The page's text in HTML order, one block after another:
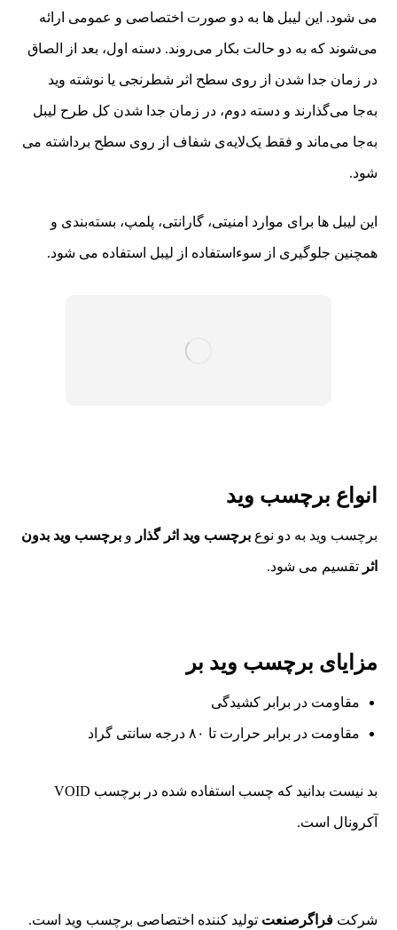
می شود. این لیبل ها به دو صورت اختصاصی و عمومی ارائه
می‌شوند که به دو حالت بکار می‌روند. دسته اول، بعد از الصاق
در زمان جدا شدن از روی سطح اثر شطرنجی یا نوشته وید
به‌جا می‌گذارند و دسته دوم، در زمان جدا شدن کل طرح لیبل
به‌جا می‌ماند و فقط یک‌لایه‌ی شفاف از روی سطح برداشته می
شود.
این لیبل ها برای موارد امنیتی، گارانتی، پلمپ، بسته‌بندی و
همچنین جلوگیری از سوءاستفاده از لیبل استفاده می شود.
انواع برچسب وید
برچسب وید به دو نوعبرچسب وید اثر گذار وبرچسب وید بدون
اثر تقسیم می شود.
مزایای برچسب وید بر
مقاومت در برابر کشیدگی
مقاومت در برابر حرارت تا ۸۰ درجه سانتی گراد
بد نیست بدانید که چسب استفاده شده در برچسب VOID
آکرونال است.
شرکتفراگرصنعت تولید کننده اختصاصی برچسب وید است.